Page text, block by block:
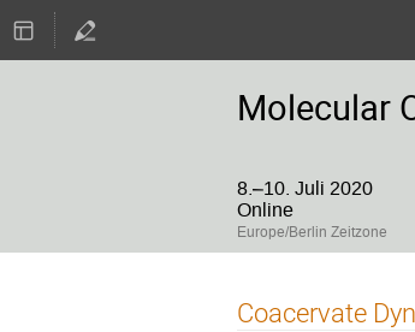
Molecular
8.–10. Juli 2020
Online
Europe/Berlin Zeitzone
Coacervate